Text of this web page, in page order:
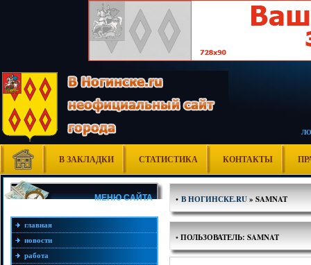
В ЗАКЛАДКИ СТАТИСТИКА КОНТАКТЫ
МЕНЮ САЙТА
главная
новости
работа
• В НОГИНСКЕ.RU» SAMNAT
• ПОЛЬЗОВАТЕЛЬ: SAMNAT